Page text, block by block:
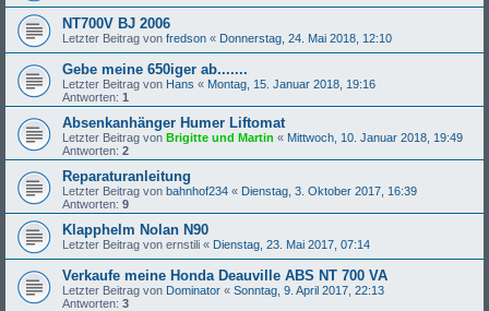
NT700V BJ 2006
Letzter Beitrag von fredson « Donnerstag, 24. Mai 2018, 12:10
Gebe meine 650iger ab.......
Letzter Beitrag von Hans « Montag, 15. Januar 2018, 19:16
Antworten: 1
Absenkanhänger Humer Liftomat
Letzter Beitrag von Brigitte und Martin « Mittwoch, 10. Januar 2018, 19:49
Antworten: 2
Reparaturanleitung
Letzter Beitrag von bahnhof234 « Dienstag, 3. Oktober 2017, 16:39
Antworten: 9
Klapphelm Nolan N90
Letzter Beitrag von ernstili « Dienstag, 23. Mai 2017, 07:14
Verkaufe meine Honda Deauville ABS NT 700 VA
Letzter Beitrag von Dominator « Sonntag, 9. April 2017, 22:13
Antworten: 3